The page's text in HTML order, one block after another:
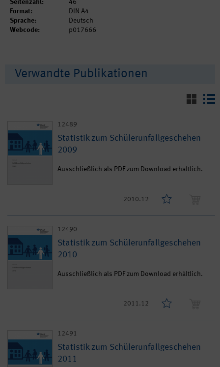
Seitenzahl:
46
Format:
DIN A4
Sprache:
Deutsch
Webcode:
p017666
Verwandte Publikationen
12489
Statistik zum Schülerunfallgeschehen
2009
Ausschließlich als PDF zum Download erhältlich.
2010.12
12490
Statistik zum Schülerunfallgeschehen
2010
Ausschließlich als PDF zum Download erhältlich.
2011.12
12491
Statistik zum Schülerunfallgeschehen
2011